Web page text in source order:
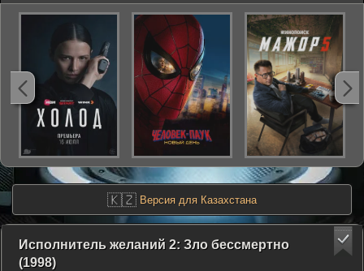
🇰🇿 Версия для Казахстана
Исполнитель желаний 2: Зло бессмертно
(1998)